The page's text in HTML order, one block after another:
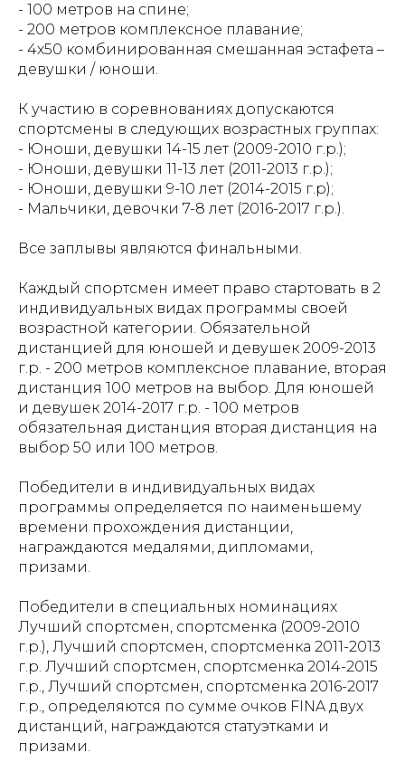
- 100 метров на спине;
- 200 метров комплексное плавание;
- 4х50 комбинированная смешанная эстафета –
девушки / юноши.
К участию в соревнованиях допускаются
спортсмены в следующих возрастных группах:
- Юноши, девушки 14-15 лет (2009-2010 г.р.);
- Юноши, девушки 11-13 лет (2011-2013 г.р.);
- Юноши, девушки 9-10 лет (2014-2015 г.р);
- Мальчики, девочки 7-8 лет (2016-2017 г.р.).
Все заплывы являются финальными.
Каждый спортсмен имеет право стартовать в 2
индивидуальных видах программы своей
возрастной категории. Обязательной
дистанцией для юношей и девушек 2009-2013
г.р. - 200 метров комплексное плавание, вторая
дистанция 100 метров на выбор. Для юношей
и девушек 2014-2017 г.р. - 100 метров
обязательная дистанция вторая дистанция на
выбор 50 или 100 метров.
Победители в индивидуальных видах
программы определяется по наименьшему
времени прохождения дистанции,
награждаются медалями, дипломами,
призами.
Победители в специальных номинациях
Лучший спортсмен, спортсменка (2009-2010
г.р.), Лучший спортсмен, спортсменка 2011-2013
г.р. Лучший спортсмен, спортсменка 2014-2015
г.р., Лучший спортсмен, спортсменка 2016-2017
г.р., определяются по сумме очков FINA двух
дистанций, награждаются статуэтками и
призами.